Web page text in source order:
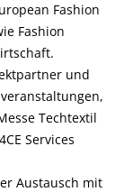
Fashion
Fashion
und
Techtextil
Services
Austausch mit